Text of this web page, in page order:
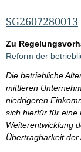
SG2607280013
Zu
Reform der
Die betriebliche
mittleren
niedrigeren
sich hierfür für eine
Weiterentwicklung
Übertragbarkeit der